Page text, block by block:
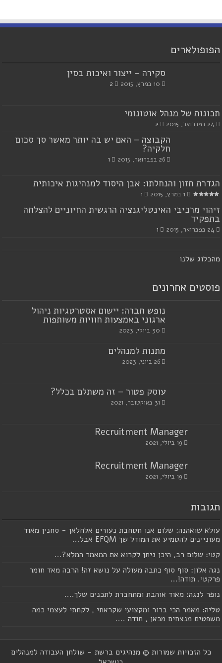
הפופולארים
סקירה – ייצור ואיכות בסין
10 במרץ, 2015 2
תכונות של מנהל אוטונומי
24 בפברואר, 2015 2
הקבוצה – האם יש בה יותר מאשר סך סכום
חלקיה?
26 בפברואר, 2015 1
הגדרת חזון והנחלתו: אבן היסוד למנהיגות איכותית
1 במרץ, 2015 1
זיהוי מרכיבי האינטליגנציה הרגשית החיוניים להצלחה
בתפקיד
24 בפברואר, 2015 1
מהבלוג שלנו
פוסטים אחרונים
נופש חברה: יישום אסטרטגיות ניהול
ארגוני באמצעות חוויות משותפות
30 ביולי, 2023
מתנות למנהלים
26 ביוני, 2023
עוסק פטור – זה משתלם בכלל?
31 באוקטובר, 2021
Recruitment Manager
19 ביולי, 2021
Recruitment Manager
19 ביולי, 2021
תגובות
עולא שואהנה: שלום אנו חטחבת נעורים אלחלאן - סחנין מאוד
מעוניינים להטמיע את המודל שך EFQM אבל...
קטי: שלום רב, היכן ניתן לקרוא את המאמר המלא?...
נגה אלון: סוף סוף כתבה מעולה על נושא זה! הרבה מאד חומר
פרקטי. תודה!...
נופר לנגה: מאוד אוהבת ומתחברת לתכנים שלך....
טליה: מאמר הכי ברור ומקצועי שקראתי , לקחתי לעצמי כמה
משפטים מנצחים מכאן , תודה ....
כל הזכויות שמורות © מנהיגים ברשת - שולחן העבודה למנהלים